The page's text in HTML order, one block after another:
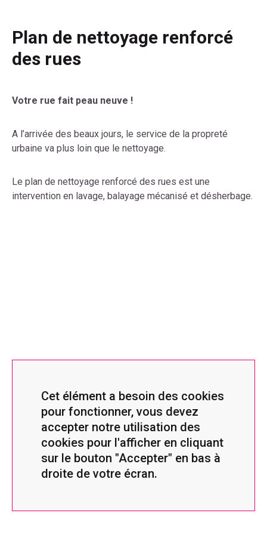
Plan de nettoyage renforcé
des rues
Votre rue fait peau neuve !
A l’arrivée des beaux jours, le service de la propreté
urbaine va plus loin que le nettoyage.
Le plan de nettoyage renforcé des rues est une
intervention en lavage, balayage mécanisé et désherbage.
Cet élément a besoin des cookies
pour fonctionner, vous devez
accepter notre utilisation des
cookies pour l'afficher en cliquant
sur le bouton "Accepter" en bas à
droite de votre écran.